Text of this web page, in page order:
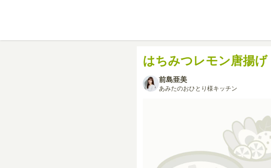
はちみつレモン唐揚げ
前島亜美
あみたのおひとり様キッチン